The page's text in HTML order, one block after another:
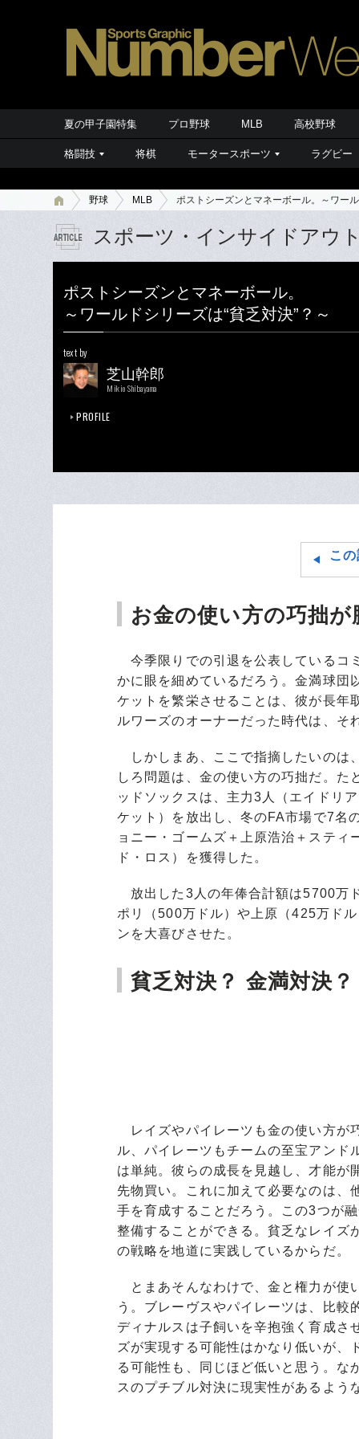
夏の甲子園特集 プロ野球 MLB 高校野球
格闘技 将棋 モータースポーツ ラグビー
野球 MLB ポストシーズンとマネーボール。～ワー
スポーツ・インサイドアウ
ポストシーズンとマネーボール。
～ワールドシリーズは“貧乏対決”？～
text by
芝山幹郎
Mikio Shibayama
PROFILE
こ
お金の使い方の巧拙
今季限りでの引退を公表しているコ
かに眼を細めているだろう。金満球団
ケットを繁栄させることは、彼が長年
ルワーズのオーナーだった時代は、そ
しかしまあ、ここで指摘したいのは
しろ問題は、金の使い方の巧拙だ。
ッドソックスは、主力3人（エイドリ
ケット）を放出し、冬のFA市場で7名
ョニー・ゴームズ＋上原浩治＋ステ
ド・ロス）を獲得した。
放出した3人の年俸合計額は5700万
ポリ（500万ドル）や上原（425万ド
ンを大喜びさせた。
貧乏対決？ 金満対決
レイズやパイレーツも金の使い方が
ル、パイレーツもチームの至宝アン
は単純。彼らの成長を見越し、才能が
先物買い。これに加えて必要なのは、
手を育成することだろう。この3つが
整備することができる。貧乏なレイズ
の戦略を地道に実践しているからだ。
とまあそんなわけで、金と権力が使
う。ブレーヴスやパイレーツは、比
ディナルスは子飼いを辛抱強く育成さ
ズが実現する可能性はかなり低いが、
る可能性も、同じほど低いと思う。な
スのプチブル対決に現実性があるよう